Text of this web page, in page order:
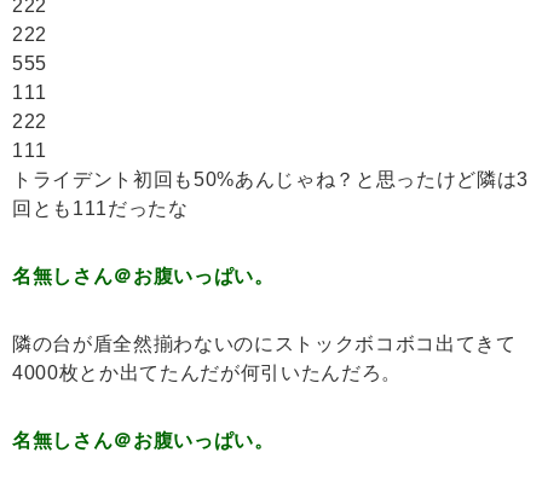
222
222
555
111
222
111
トライデント初回も50%あんじゃね？と思ったけど隣は3
回とも111だったな
名無しさん＠お腹いっぱい。
隣の台が盾全然揃わないのにストックボコボコ出てきて
4000枚とか出てたんだが何引いたんだろ。
名無しさん＠お腹いっぱい。